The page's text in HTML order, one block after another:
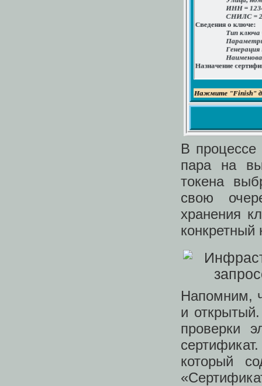
В процессе
пара на
токена
свою
хранения
конкретный
Напомним,
и
проверки
который